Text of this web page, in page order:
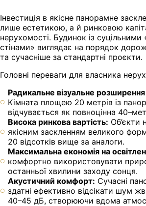
Інвестиція в якісне панорамне
лише естетикою, а й ринковою
нерухомості. Будинок із суцільними
стінами» виглядає на порядок
та сучасніше за стандартні проєкти.
Головні переваги для власника
Радикальне візуальне
Кімната площею 20 метрів із
відчувається як повноцінна
Висока ринкова вартість: Об’єкти
якісним заскленням великого
20 відсотків вище за аналоги.
Максимальна економія на
комфортно використовувати
останньої хвилини заходу сонця.
Акустичний комфорт: Сучасні
здатні ефективно відсікати шум
40–45 дБ, створюючи вдома